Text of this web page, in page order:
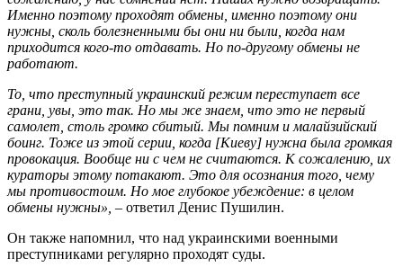
Именно поэтому проходят обмены, именно поэтому они
нужны, сколь болезненными бы они ни были, когда нам
приходится кого-то отдавать. Но по-другому обмены не
работают.
То, что преступный украинский режим переступает все
грани, увы, это так. Но мы же знаем, что это не первый
самолет, столь громко сбитый. Мы помним и малайзийский
боинг. Тоже из этой серии, когда [Киеву] нужна была громкая
провокация. Вообще ни с чем не считаются. К сожалению, их
кураторы этому потакают. Это для осознания того, чему
мы противостоим. Но мое глубокое убеждение: в целом
обмены нужны», – ответил Денис Пушилин.
Он также напомнил, что над украинскими военными
преступниками регулярно проходят суды.